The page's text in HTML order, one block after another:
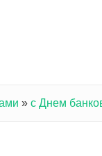
» с Днем